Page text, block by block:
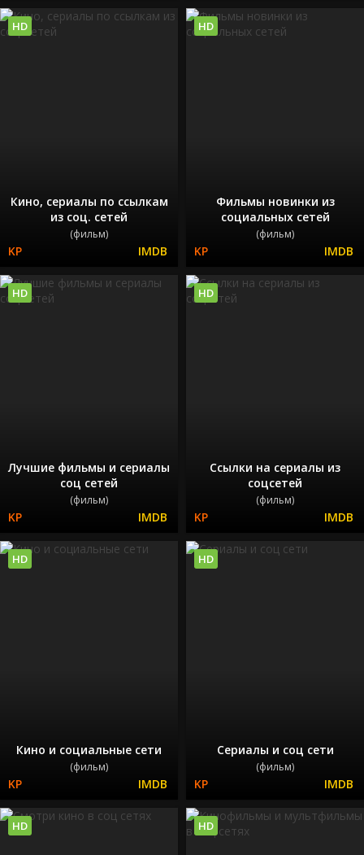
Кино, сериалы по ссылкам
из соц. сетей
(фильм)
HD
Фильмы новинки из
социальных сетей
(фильм)
HD
Лучшие фильмы и сериалы
соц сетей
(фильм)
HD
Ссылки на сериалы из
соцсетей
(фильм)
HD
Кино и социальные сети
(фильм)
HD
Сериалы и соц сети
(фильм)
HD
HD HD